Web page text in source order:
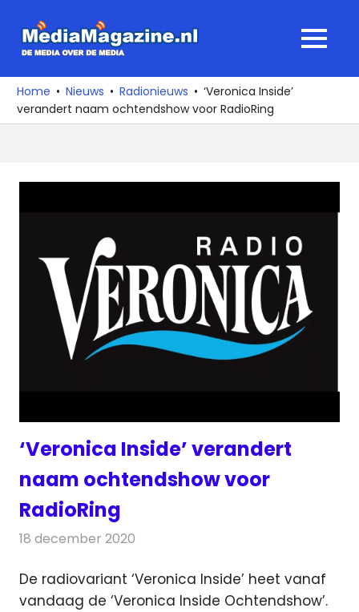
naar
media
over
de
MENU
Home Nieuws Radionieuws
‘Veronica Inside’
verandert naam ochtendshow voor RadioRing
‘Veronica Inside’ verandert
naam ochtendshow voor
RadioRing
18 december 2020
De radiovariant ‘Veronica Inside’ heet vanaf
vandaag de ‘Veronica Inside Ochtendshow’.